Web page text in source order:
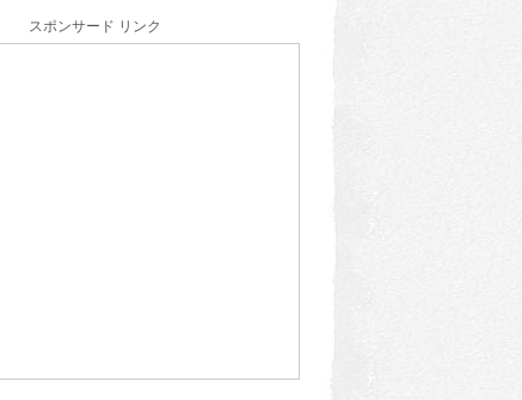
スポンサード リンク